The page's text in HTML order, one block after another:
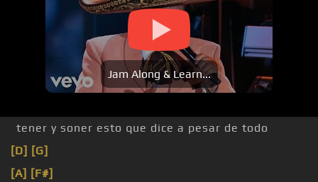
Jam Along & Learn...
tener y soner esto que dice a pesar de todo
[D] [G]
[A] [F#]